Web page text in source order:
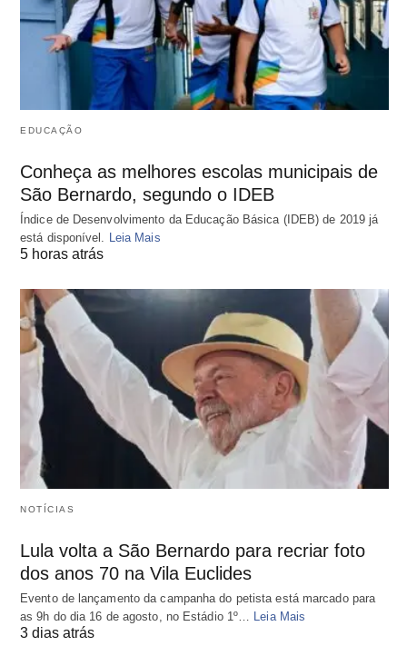
EDUCAÇÃO
Conheça as melhores escolas municipais de
São Bernardo, segundo o IDEB
Índice de Desenvolvimento da Educação Básica (IDEB) de 2019 já
está disponível.
Leia Mais
5 horas atrás
NOTÍCIAS
Lula volta a São Bernardo para recriar foto
dos anos 70 na Vila Euclides
Evento de lançamento da campanha do petista está marcado para
as 9h do dia 16 de agosto, no Estádio 1º… Leia Mais
3 dias atrás